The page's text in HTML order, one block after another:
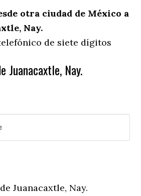
otra ciudad de México a
Nay.
de siete dígitos
Juanacaxtle, Nay.
Juanacaxtle, Nay.